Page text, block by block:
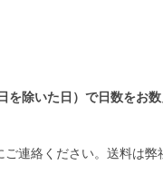
除いた日）で日数をお数
連絡ください。送料は